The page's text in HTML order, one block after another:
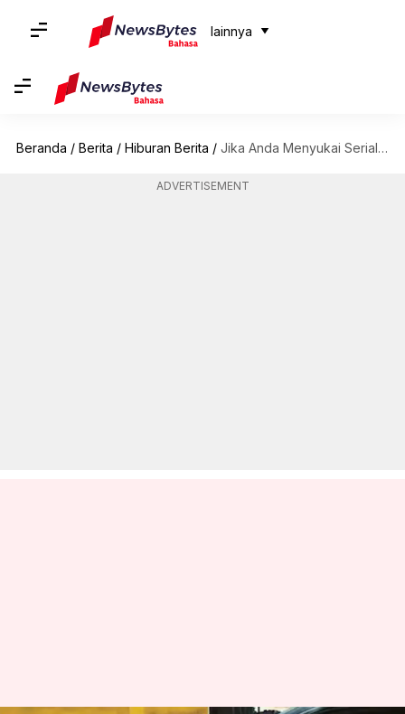
lainnya
Beranda / Berita / Hiburan Berita / Jika Anda Menyukai Serial 'Breaking Bad', Tontonlah Serial Drama Kriminal Yang Serupa Ini
ADVERTISEMENT